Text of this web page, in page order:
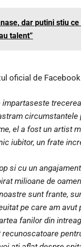
dar putini stiu
talent”
oficial de
el a fost un artist
iubitor, un frate
si cu un
milioane de
sunt frante,
pe care am
fanilor din